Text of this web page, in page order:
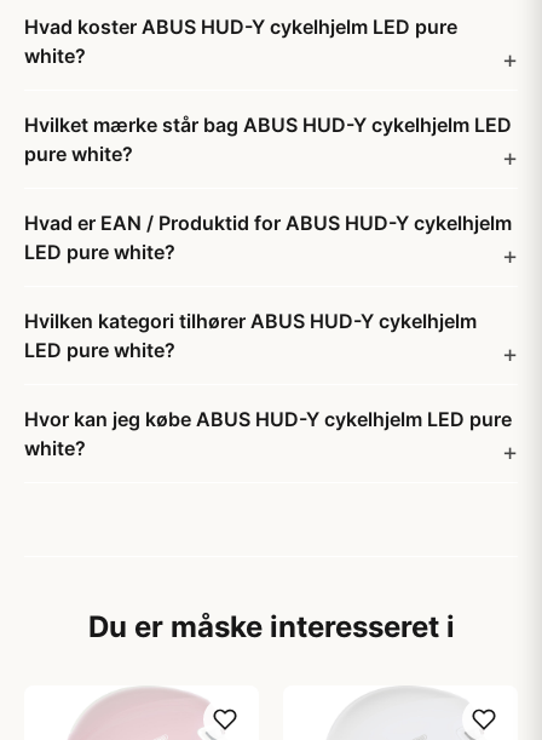
Hvad koster ABUS HUD-Y cykelhjelm LED pure
white?
Hvilket mærke står bag ABUS HUD-Y cykelhjelm LED
pure white?
Hvad er EAN / Produktid for ABUS HUD-Y cykelhjelm
LED pure white?
Hvilken kategori tilhører ABUS HUD-Y cykelhjelm
LED pure white?
Hvor kan jeg købe ABUS HUD-Y cykelhjelm LED pure
white?
Du er måske interesseret i